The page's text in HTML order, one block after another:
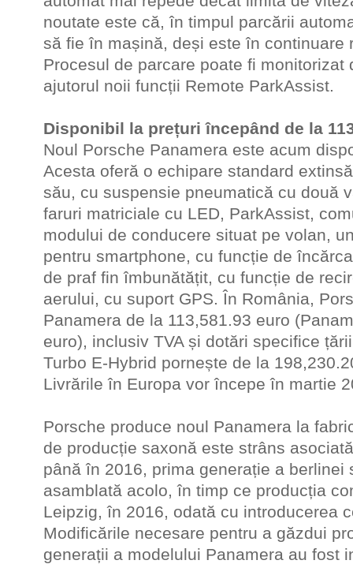
noutate este că, în timpul parcării
să fie în mașină, deși este în continuare
Procesul de parcare poate fi monitorizat
ajutorul noii funcții Remote ParkAssist.
Disponibil la prețuri începând de la
Noul Porsche Panamera este acum
Acesta oferă o echipare standard
său, cu suspensie pneumatică cu două
faruri matriciale cu LED, ParkAssist,
modului de conducere situat pe volan,
pentru smartphone, cu funcție de
de praf fin îmbunătățit, cu funcție de
aerului, cu suport GPS. În România,
Panamera de la 113,581.93 euro
euro), inclusiv TVA și dotări specifice
Turbo E-Hybrid pornește de la
Livrările în Europa vor începe în martie
Porsche produce noul Panamera la
de producție saxonă este strâns
până în 2016, prima generație a berlinei
asamblată acolo, în timp ce producția
Leipzig, în 2016, odată cu introducerea
Modificările necesare pentru a găzdui
generații a modelului Panamera au fost